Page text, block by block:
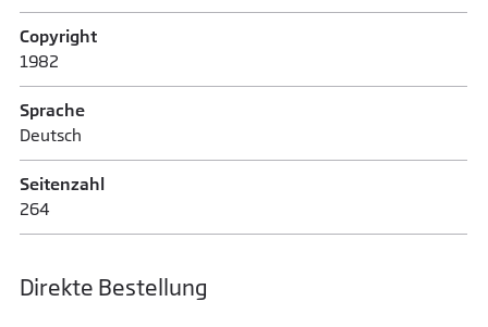
Copyright
1982
Sprache
Deutsch
Seitenzahl
264
Direkte Bestellung